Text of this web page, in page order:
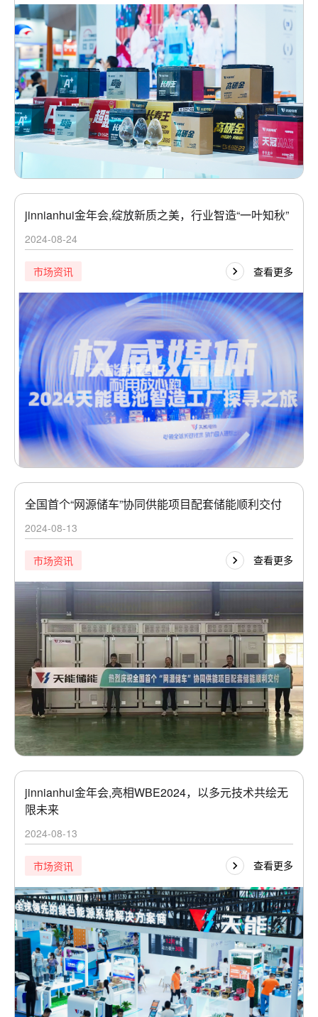
jinnianhui金年会,绽放新质之美，行业智造“一叶知秋”
2024-08-24
市场资讯 查看更多
全国首个“网源储车”协同供能项目配套储能顺利交付
2024-08-13
市场资讯 查看更多
jinnianhui金年会,亮相WBE2024，以多元技术共绘无
限未来
2024-08-13
市场资讯 查看更多